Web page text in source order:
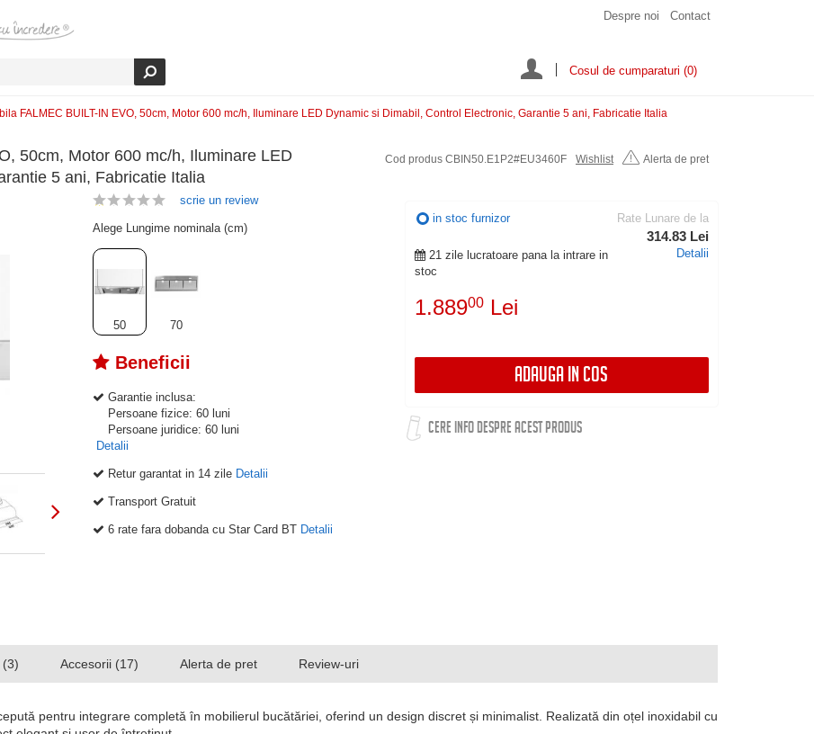
Despre noi Contact
Cosul de cumparaturi (0)
FALMEC BUILT-IN EVO, 50cm, Motor 600 mc/h, Iluminare LED Dynamic si Dimabil, Control Electronic, Garantie 5 ani, Fabricatie Italia
50cm, Motor 600 mc/h, Iluminare LED
5 ani, Fabricatie Italia
Cod produs CBIN50.E1P2#EU3460F Wishlist Alerta de pret
in stoc furnizor
21 zile lucratoare pana la intrare in
stoc
1.88900Lei
Rate Lunare de la
314.83 Lei
Detalii
ADAUGA IN COS
CERE INFO DESPRE ACEST PRODUS
scrie un review
Alege Lungime nominala (cm)
50 70
Beneficii
Garantie inclusa:
Persoane fizice: 60 luni
Persoane juridice: 60 luni
Detalii
Retur garantat in 14 zile Detalii
Transport Gratuit
6 rate fara dobanda cu Star Card BT Detalii
(3) Accesorii (17) Alerta de pret Review-uri
pentru integrare completă în mobilierul bucătăriei, oferind un design discret și minimalist. Realizată din oțel inoxidabil cu